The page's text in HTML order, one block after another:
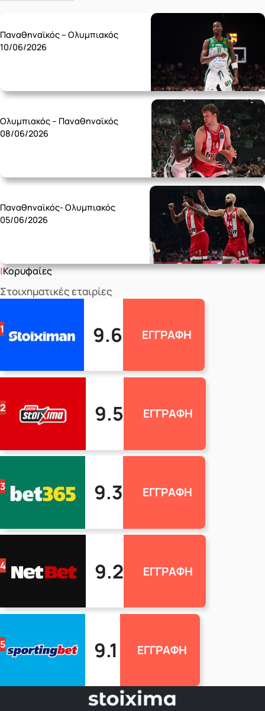
Παναθηναϊκός – Ολυμπιακός
10/06/2026
Ολυμπιακός – Παναθηναϊκός
08/06/2026
Παναθηναϊκός- Ολυμπιακός
05/06/2026
Κορυφαίες
Στοιχηματικές εταιρίες
1 9.6 ΕΓΓΡΑΦΗ
2 9.5 ΕΓΓΡΑΦΗ
3 9.3 ΕΓΓΡΑΦΗ
4 9.2 ΕΓΓΡΑΦΗ
5 9.1 ΕΓΓΡΑΦΗ